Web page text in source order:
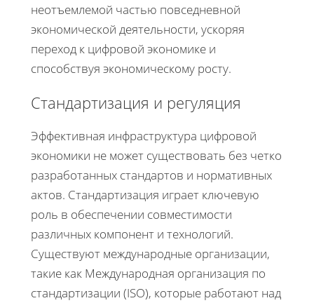
неотъемлемой частью повседневной
экономической деятельности, ускоряя
переход к цифровой экономике и
способствуя экономическому росту.
Стандартизация и регуляция
Эффективная инфраструктура цифровой
экономики не может существовать без четко
разработанных стандартов и нормативных
актов. Стандартизация играет ключевую
роль в обеспечении совместимости
различных компонент и технологий.
Существуют международные организации,
такие как Международная организация по
стандартизации (ISO), которые работают над